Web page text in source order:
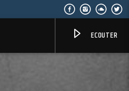
ECOUTER